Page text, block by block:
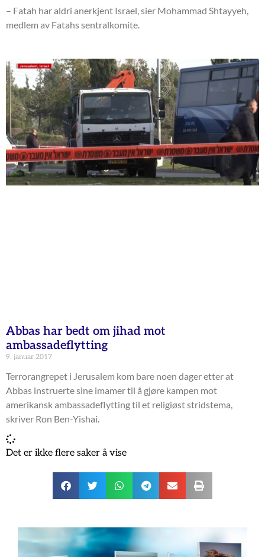
– Fatah har aldri anerkjent Israel, sier Mohammad Shtayyeh,
medlem av Fatahs sentralkomite.
Abbas har bedt om jihad mot
ambassadeflytting
9. januar 2017
Terrorangrepet i Jerusalem kom bare noen dager etter at
Abbas instruerte sine imamer til å gjøre kampen mot
amerikansk ambassadeflytting til et religiøst stridstema,
skriver Ron Ben-Yishai.
Det er ikke flere saker å vise